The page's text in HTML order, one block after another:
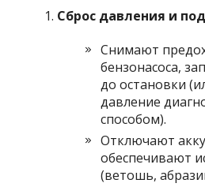
Сброс давления и
Снимают
бензонасоса,
до остановки
давление
способом).
Отключают
обеспечивают
(ветошь,